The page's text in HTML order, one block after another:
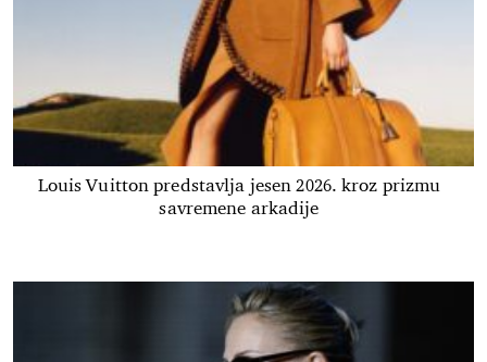
Louis Vuitton predstavlja jesen 2026. kroz prizmu
savremene arkadije